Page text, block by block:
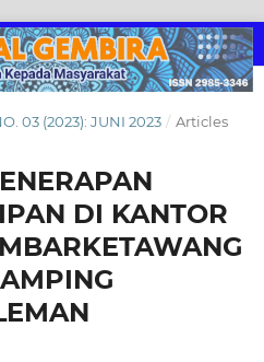
03 (2023): JUNI 2023 / Articles
DI KANTOR